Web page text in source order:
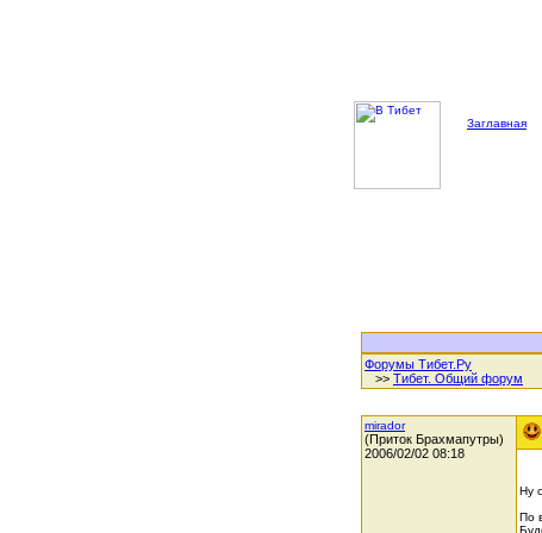
Заглавная
Форумы Тибет.Ру
>> Тибет. Общий форум
mirador
(Приток Брахмапутры)
2006/02/02 08:18
Ну
По